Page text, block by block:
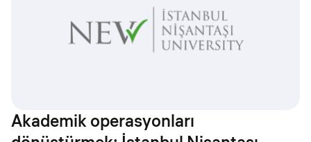
Akademik operasyonları